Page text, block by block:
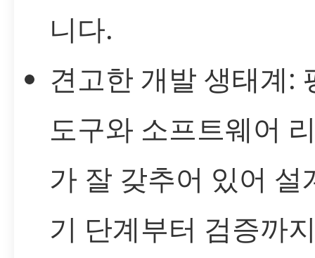
니다.
견고한 개발 생태계:
도구와 소프트웨어
가 잘 갖추어 있어 설
기 단계부터 검증까